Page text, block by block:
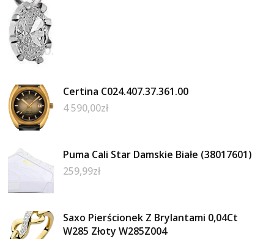
Certina C024.407.37.361.00
4 590,00zł
Puma Cali Star Damskie Białe (38017601)
259,99zł
Saxo Pierścionek Z Brylantami 0,04Ct
W285 Złoty W285Z004